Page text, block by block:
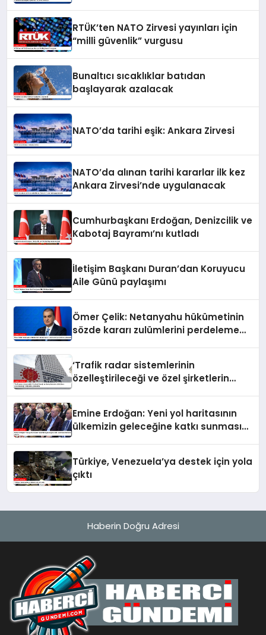
RTÜK’ten NATO Zirvesi yayınları için
“milli güvenlik” vurgusu
Bunaltıcı sıcaklıklar batıdan
başlayarak azalacak
NATO’da tarihi eşik: Ankara Zirvesi
NATO’da alınan tarihi kararlar ilk kez
Ankara Zirvesi’nde uygulanacak
Cumhurbaşkanı Erdoğan, Denizcilik ve
Kabotaj Bayramı’nı kutladı
İletişim Başkanı Duran’dan Koruyucu
Aile Günü paylaşımı
Ömer Çelik: Netanyahu hükümetinin
sözde kararı zulümlerini perdeleme
‘Trafik radar sistemlerinin
özelleştirileceği ve özel şirketlerin
Emine Erdoğan: Yeni yol haritasının
ülkemizin geleceğine katkı sunmasını
Türkiye, Venezuela’ya destek için yola
çıktı
Haberin Doğru Adresi